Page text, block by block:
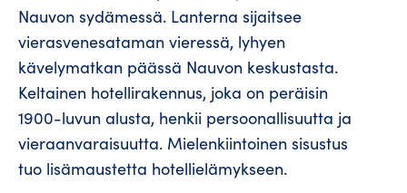
Nauvon sydämessä. Lanterna sijaitsee
vierasvenesataman vieressä, lyhyen
kävelymatkan päässä Nauvon keskustasta.
Keltainen hotellirakennus, joka on peräisin
1900-luvun alusta, henkii persoonallisuutta ja
vieraanvaraisuutta. Mielenkiintoinen sisustus
tuo lisämaustetta hotellielämykseen.